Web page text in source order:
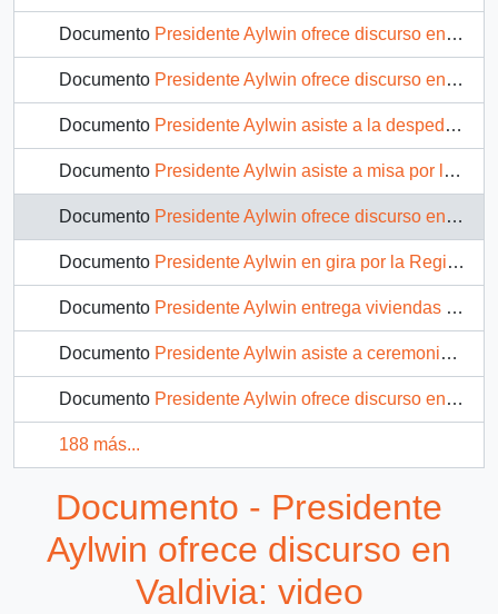
Documento Presidente Aylwin ofrece discurso en acto académico en la Universidad de Valparaíso: video
Documento Presidente Aylwin ofrece discurso en el Congreso: video
Documento Presidente Aylwin asiste a la despedida del Buque Escuela Esmeralda: video
Documento Presidente Aylwin asiste a misa por la muerte de don Juan de Borbón padre del Rey de España: video
Documento Presidente Aylwin ofrece discurso en Valdivia: video
Documento Presidente Aylwin en gira por la Región de Atacama: video
Documento Presidente Aylwin entrega viviendas sociales en ceremonia en Paipote: video
Documento Presidente Aylwin asiste a ceremonia en Copiapo: video
Documento Presidente Aylwin ofrece discurso en Copiapo: video
188 más...
Documento - Presidente
Aylwin ofrece discurso en
Valdivia: video